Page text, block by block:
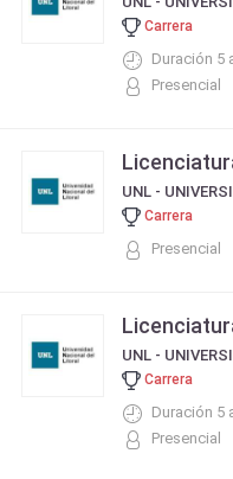
Carrera
Duración 5
Presencial
Carrera
Presencial
Carrera
Duración 5
Presencial